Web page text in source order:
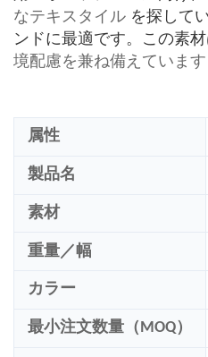
なテキスタイル を探して
ンドに最適です。この素
境配慮を兼ね備えています
属性
製品名
素材
重量／幅
カラー
最小注文数量（MOQ）